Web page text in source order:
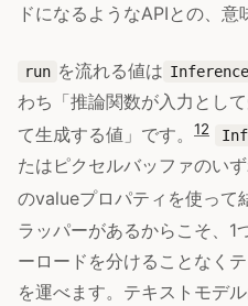
ドになるようなAPIとの、意
run を流れる値は
わち「推論関数が入力とし
て生成する値」です。
12
たはピクセルバッファのい
のvalueプロパティを使って
ラッパーがあるからこそ、1
ーロードを分けることなく
を運べます。テキストモデ